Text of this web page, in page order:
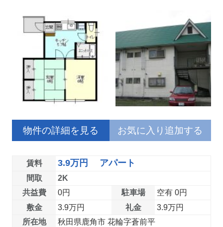
物件の詳細を見る お気に入り追加する
賃料 3.9万円 アパート
間取
2K
共益費
0円 駐車場
空有 0円
敷金
3.9万円 礼金
3.9万円
所在地
秋田県鹿角市 花輪字蒼前平